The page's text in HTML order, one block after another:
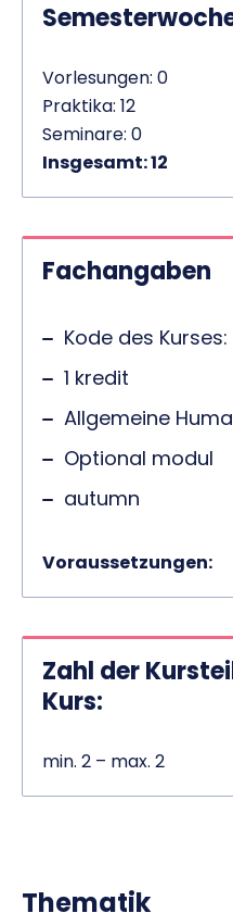
Vorlesungen: 0
Praktika: 12
Seminare: 0
Insgesamt: 12
Fachangaben
Kode des
1 kredit
Allgemeine
Optional modul
autumn
Voraussetzungen:
Zahl der
Kurs:
min. 2 – max. 2
Thematik